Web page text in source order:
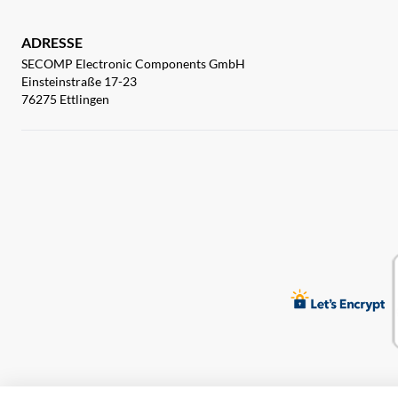
ADRESSE
SECOMP Electronic Components GmbH
Einsteinstraße 17-23
76275 Ettlingen